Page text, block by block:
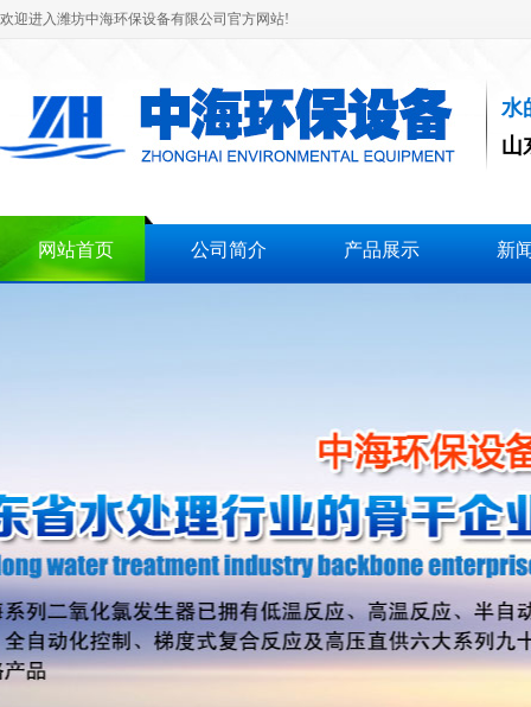
欢迎进入潍坊中海环保设备有限公司官方网站!
水
山
网站首页 公司简介 产品展示 新